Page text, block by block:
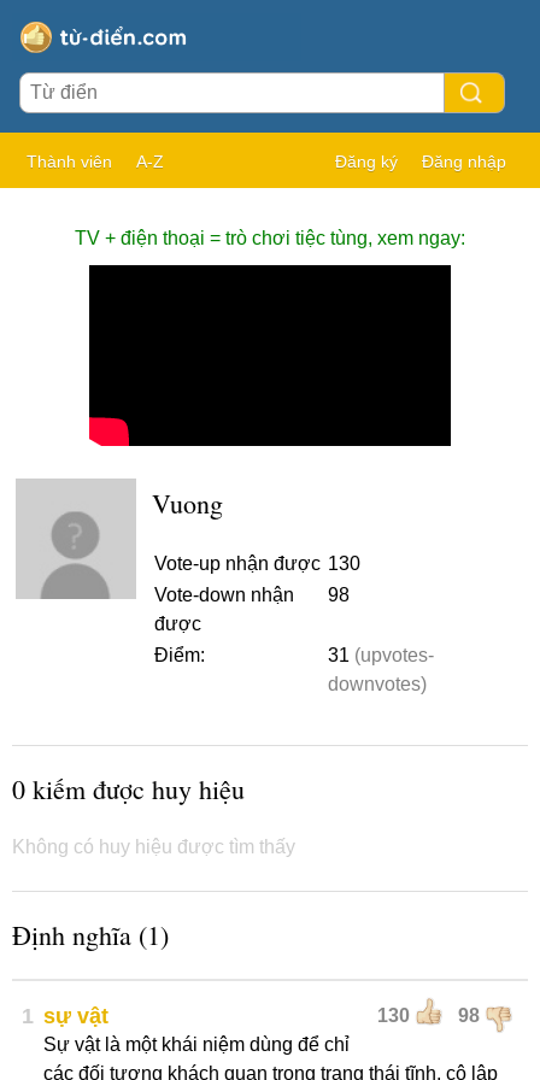
Thành viên A-Z Đăng ký Đăng nhập
TV + điện thoại = trò chơi tiệc tùng, xem ngay:
Vuong
Vote-up nhận được 130
Vote-down nhận
được
98
Điểm: 31 (upvotes-
downvotes)
0 kiếm được huy hiệu
Không có huy hiệu được tìm thấy
Định nghĩa (1)
1 130 98
sự vật
Sự vật là một khái niệm dùng để chỉ
các đối tượng khách quan trong trạng thái tĩnh, cô lập